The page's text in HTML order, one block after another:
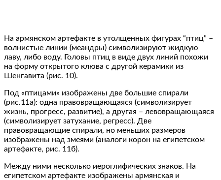
На армянском артефакте в утолщенных фигурах “птиц” –
волнистые линии (меандры) символизируют жидкую
лаву, либо воду. Головы птиц в виде двух линий похожи
на форму открытого клюва с другой керамики из
Шенгавита (рис. 10).
Под «птицами» изображены две большие спирали
(рис.11а): одна правовращающаяся (символизирует
жизнь, прогресс, развитие), а другая – левовращающаяся
(символизирует затухание, регресс). Две
правовращающие спирали, но меньших размеров
изображены над змеями (аналоги корон на египетском
артефакте, рис. 11б).
Между ними несколько иероглифических знаков. На
египетском артефакте изображены армянская и